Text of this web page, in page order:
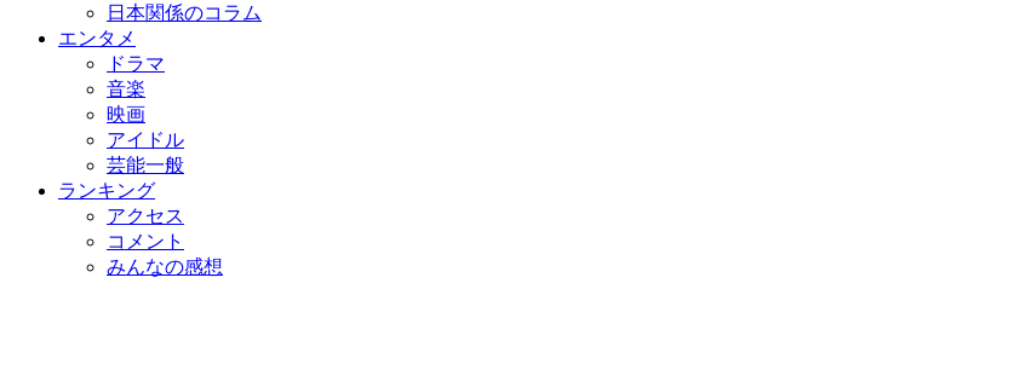
日本関係のコラム
エンタメ
ドラマ
音楽
映画
アイドル
芸能一般
ランキング
アクセス
コメント
みんなの感想